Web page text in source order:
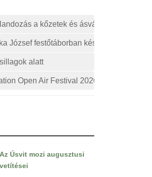
a kőzetek és ásványok izgalmas
József festőtáborban készült művekből
alatt
Open Air Festival 2026:
Az Úsvit mozi augusztusi
vetítései